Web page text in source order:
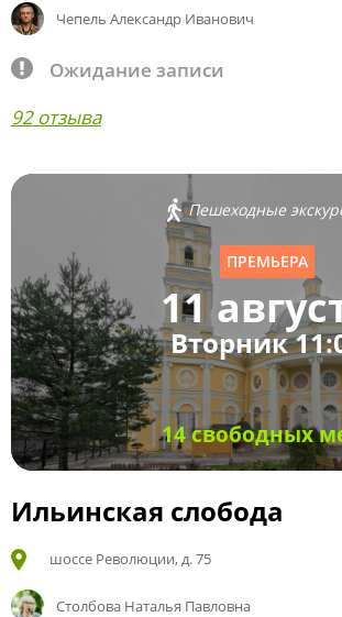
Чепель Александр Иванович
Ожидание записи
92 отзыва
Пешеходные
ПРЕМЬЕРА
11
Вторник
14 свободных
Ильинская слобода
шоссе Революции, д. 75
Столбова Наталья Павловна